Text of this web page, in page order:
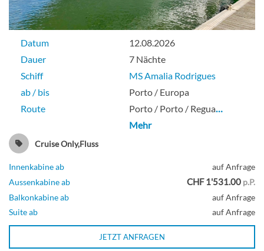
Datum
12.08.2026
Dauer
7 Nächte
Schiff
MS Amalia Rodrigues
ab / bis
Porto / Europa
Route
Porto / Porto / Regua…
Mehr
Cruise Only,Fluss
Innenkabine ab
auf Anfrage
Aussenkabine ab
CHF 1'531.00 p.P.
Balkonkabine ab
auf Anfrage
Suite ab
auf Anfrage
JETZT ANFRAGEN